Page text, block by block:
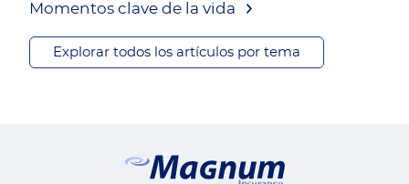
Momentos clave de la vida
Explorar todos los artículos por tema